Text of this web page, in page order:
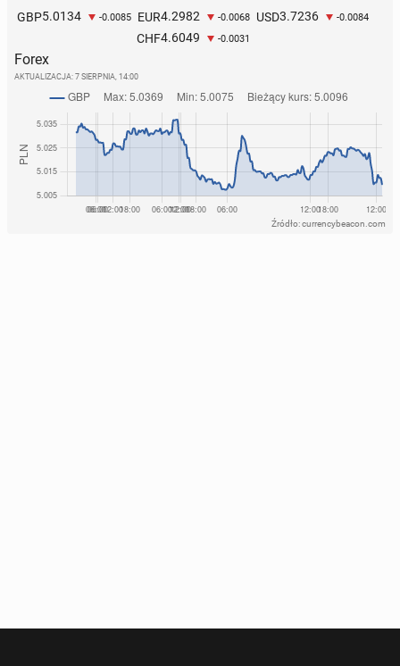
GBP5.0134 -0.0085 EUR4.2982 -0.0068 USD3.7236 -0.0084
CHF4.6049 -0.0031
Forex
AKTUALIZACJA: 7 SIERPNIA, 14:00
Źródło: currencybeacon.com